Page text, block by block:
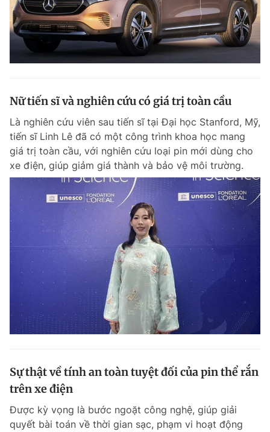
Nữ tiến sĩ và nghiên cứu có giá trị toàn cầu
Là nghiên cứu viên sau tiến sĩ tại Đại học Stanford, Mỹ,
tiến sĩ Linh Lê đã có một công trình khoa học mang
giá trị toàn cầu, với nghiên cứu loại pin mới dùng cho
xe điện, giúp giảm giá thành và bảo vệ môi trường.
Sự thật về tính an toàn tuyệt đối của pin thể rắn
trên xe điện
Được kỳ vọng là bước ngoặt công nghệ, giúp giải
quyết bài toán về thời gian sạc, phạm vi hoạt động